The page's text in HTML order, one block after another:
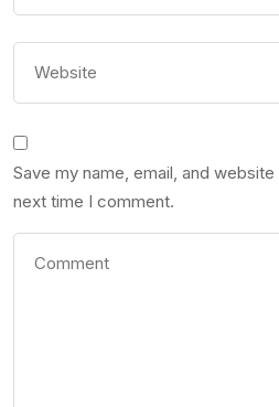
Save my name, email, and
next time I comment.